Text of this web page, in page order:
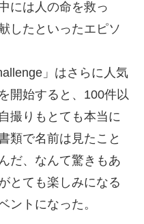
には人の命を救っ
したといったエピソ
」はさらに人気
開始すると、100件以
撮りもとても本当に
類で名前は見たこと
だ、なんて驚きもあ
とても楽しみになる
ントになった。